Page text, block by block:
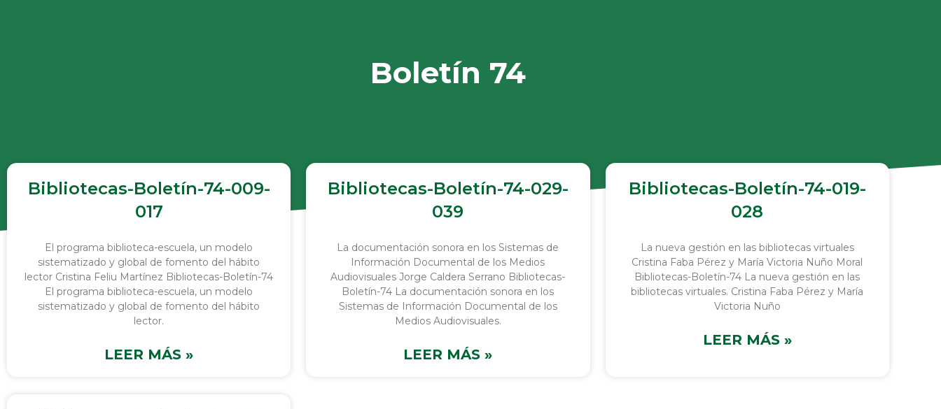
Boletín 74
Bibliotecas-Boletín-74-009-
017
El programa biblioteca-escuela, un modelo
sistematizado y global de fomento del hábito
lector Cristina Feliu Martínez Bibliotecas-Boletín-74
El programa biblioteca-escuela, un modelo
sistematizado y global de fomento del hábito
lector.
LEER MÁS »
Bibliotecas-Boletín-74-029-
039
La documentación sonora en los Sistemas de
Información Documental de los Medios
Audiovisuales Jorge Caldera Serrano Bibliotecas-
Boletín-74 La documentación sonora en los
Sistemas de Información Documental de los
Medios Audiovisuales.
LEER MÁS »
Bibliotecas-Boletín-74-019-
028
La nueva gestión en las bibliotecas virtuales
Cristina Faba Pérez y María Victoria Nuño Moral
Bibliotecas-Boletín-74 La nueva gestión en las
bibliotecas virtuales. Cristina Faba Pérez y María
Victoria Nuño
LEER MÁS »